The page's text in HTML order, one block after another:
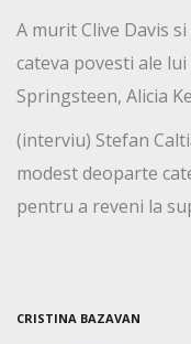
A murit Clive Davis
cateva povesti ale
Springsteen, Alicia
(interviu) Stefan
modest deoparte
pentru a reveni la
CRISTINA BAZAVAN